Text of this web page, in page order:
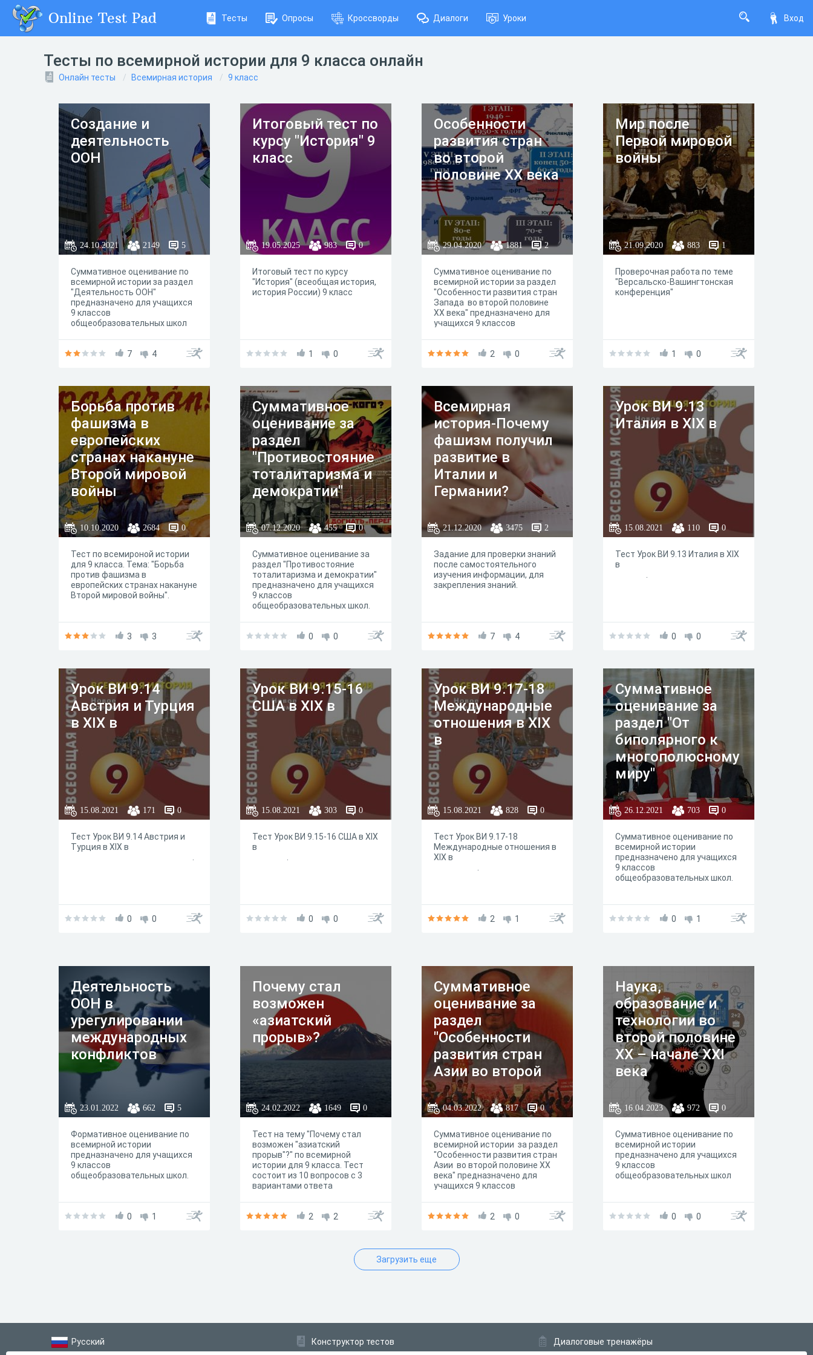
Вход
Online Test Pad Тесты Опросы Кроссворды Диалоги Уроки
Тесты по всемирной истории для 9 класса онлайн
Онлайн тесты Всемирная история 9 класс
Создание и
деятельность
ООН
24.10.2021 2149 5
Суммативное оценивание по
всемирной истории за раздел
"Деятельность ООН"
предназначено для учащихся
9 классов
общеобразовательных школ
7 4
Итоговый тест по
курсу "История" 9
класс
19.05.2025 983 0
Итоговый тест по курсу
"История" (всеобщая история,
история России) 9 класс
1 0
Особенности
развития стран
во второй
половине ХХ века
29.04.2020 1881 2
Суммативное оценивание по
всемирной истории за раздел
"Особенности развития стран
Запада во второй половине
XX века" предназначено для
учащихся 9 классов
2 0
Мир после
Первой мировой
войны
21.09.2020 883 1
Проверочная работа по теме
"Версальско-Вашингтонская
конференция"
1 0
Борьба против
фашизма в
европейских
странах накануне
Второй мировой
войны
10.10.2020 2684 0
Тест по всемироной истории
для 9 класса. Тема: "Борьба
против фашизма в
европейских странах накануне
Второй мировой войны".
3 3
Суммативное
оценивание за
раздел
"Противостояние
тоталитаризма и
демократии"
07.12.2020 455 0
Суммативное оценивание за
раздел "Противостояние
тоталитаризма и демократии"
предназначено для учащихся
9 классов
общеобразовательных школ.
0 0
Всемирная
история-Почему
фашизм получил
развитие в
Италии и
Германии?
21.12.2020 3475 2
Задание для проверки знаний
после самостоятельного
изучения информации, для
закрепления знаний.
7 4
Урок ВИ 9.13
Италия в XIX в
15.08.2021 110 0
Тест Урок ВИ 9.13 Италия в XIX
в
0 0
Урок ВИ 9.14
Австрия и Турция
в XIX в
15.08.2021 171 0
Тест Урок ВИ 9.14 Австрия и
Турция в XIX в
0 0
Урок ВИ 9.15-16
США в XIX в
15.08.2021 303 0
Тест Урок ВИ 9.15-16 США в XIX
в
0 0
Урок ВИ 9.17-18
Международные
отношения в XIX
в
15.08.2021 828 0
Тест Урок ВИ 9.17-18
Международные отношения в
XIX в
2 1
Суммативное
оценивание за
раздел "От
биполярного к
многополюсному
миру"
26.12.2021 703 0
Суммативное оценивание по
всемирной истории
предназначено для учащихся
9 классов
общеобразовательных школ.
0 1
Деятельность
ООН в
урегулировании
международных
конфликтов
23.01.2022 662 5
Формативное оценивание по
всемирной истории
предназначено для учащихся
9 классов
общеобразовательных школ.
0 1
Почему стал
возможен
«азиатский
прорыв»?
24.02.2022 1649 0
Тест на тему "Почему стал
возможен "азиатский
прорыв"?" по всемирной
истории для 9 класса. Тест
состоит из 10 вопросов с 3
вариантами ответа
2 2
Суммативное
оценивание за
раздел
"Особенности
развития стран
Азии во второй
половине XX
века"
04.03.2022 817 0
Суммативное оценивание по
всемирной истории за раздел
"Особенности развития стран
Азии во второй половине XX
века" предназначено для
учащихся 9 классов
2 0
Наука,
образование и
технологии во
второй половине
XX – начале XXI
века
16.04.2023 972 0
Суммативное оценивание по
всемирной истории
предназначено для учащихся
9 классов
общеобразовательных школ
0 0
Загрузить еще
Русский Конструктор тестов Диалоговые тренажёры